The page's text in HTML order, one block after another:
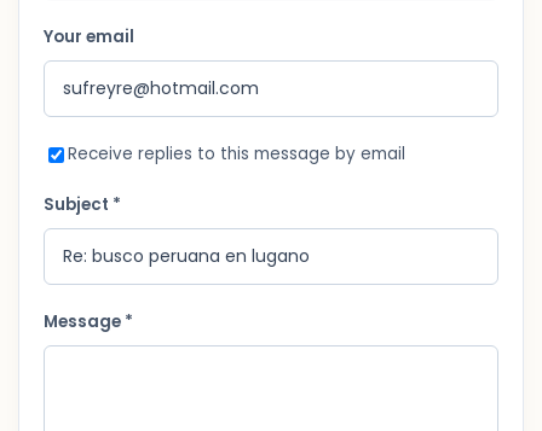
Your email
Receive replies to this message by email
Subject *
Message *